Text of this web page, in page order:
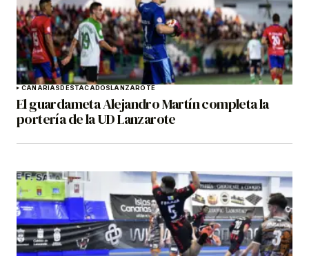
CANARIASDESTACADOSLANZAROTE
El guardameta Alejandro Martín completa la
portería de la UD Lanzarote